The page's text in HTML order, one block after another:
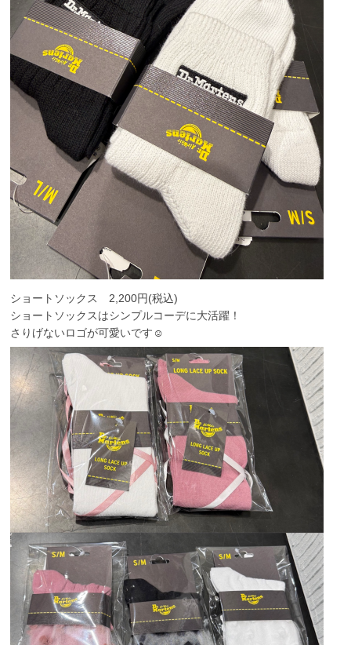
ショートソックス 2,200円(税込)
ショートソックスはシンプルコーデに大活躍！
さりげないロゴが可愛いです☺